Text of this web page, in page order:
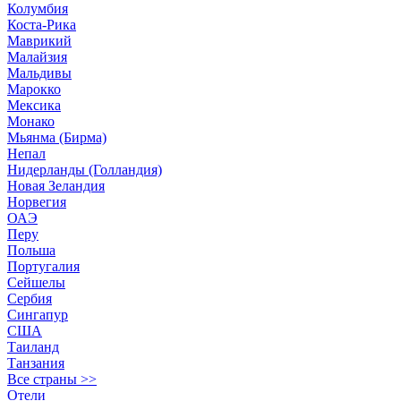
Колумбия
Коста-Рика
Маврикий
Малайзия
Мальдивы
Марокко
Мексика
Монако
Мьянма (Бирма)
Непал
Нидерланды (Голландия)
Новая Зеландия
Норвегия
ОАЭ
Перу
Польша
Португалия
Сейшелы
Сербия
Сингапур
США
Таиланд
Танзания
Все страны >>
Отели